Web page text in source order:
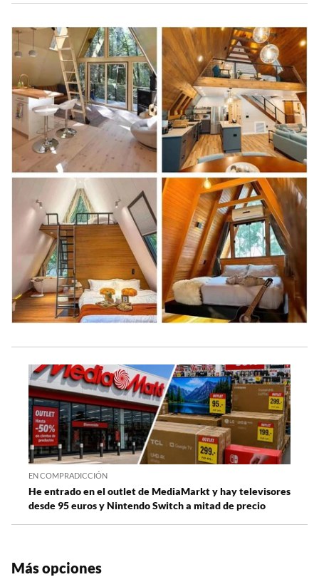
EN COMPRADICCIÓN
He entrado en el outlet de MediaMarkt y hay televisores
desde 95 euros y Nintendo Switch a mitad de precio
Más opciones